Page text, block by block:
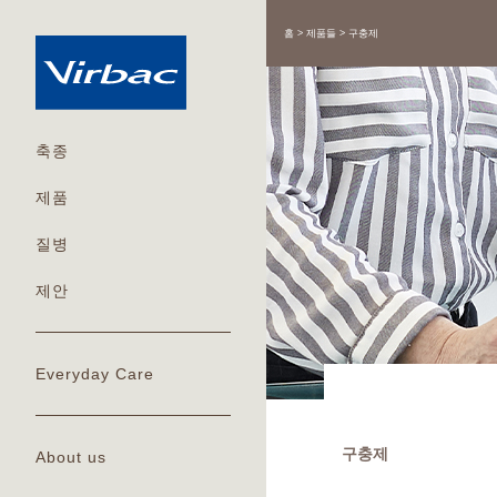
축종
제품
질병
제안
Everyday Care
About us
홈 제품들 구충제
구충제